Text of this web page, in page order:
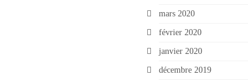
mars 2020
février 2020
janvier 2020
décembre 2019